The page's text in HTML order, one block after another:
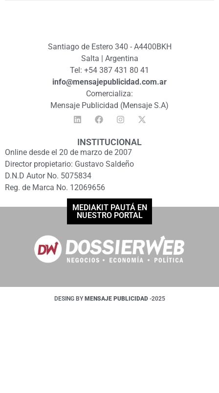
Santiago de Estero 340 - A4400BKH
Salta | Argentina
Tel: +54 387 431 80 41
info@mensajepublicidad.com.ar
Comercializa:
Mensaje Publicidad (Mensaje S.A)
INSTITUCIONAL
Online desde el 20 de marzo de 2007
Director propietario: Gustavo Saldeño
D.N.D Autor No. 5075834
Reg. de Marca No. 12069656
MEDIAKIT PAUTÁ EN
NUESTRO PORTAL
DESING BY MENSAJE PUBLICIDAD -2025